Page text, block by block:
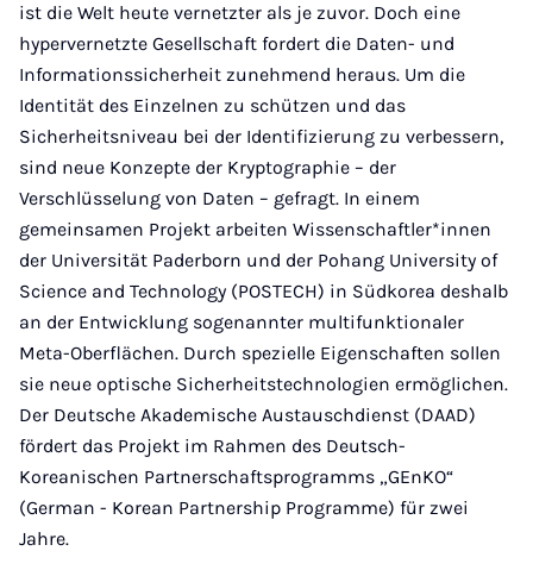
ist die Welt heute vernetzter als je zuvor. Doch eine
hypervernetzte Gesellschaft fordert die Daten- und
Informationssicherheit zunehmend heraus. Um die
Identität des Einzelnen zu schützen und das
Sicherheitsniveau bei der Identifizierung zu verbessern,
sind neue Konzepte der Kryptographie – der
Verschlüsselung von Daten – gefragt. In einem
gemeinsamen Projekt arbeiten Wissenschaftler*innen
der Universität Paderborn und der Pohang University of
Science and Technology (POSTECH) in Südkorea deshalb
an der Entwicklung sogenannter multifunktionaler
Meta-Oberflächen. Durch spezielle Eigenschaften sollen
sie neue optische Sicherheitstechnologien ermöglichen.
Der Deutsche Akademische Austauschdienst (DAAD)
fördert das Projekt im Rahmen des Deutsch-
Koreanischen Partnerschaftsprogramms „GEnKO“
(German - Korean Partnership Programme) für zwei
Jahre.